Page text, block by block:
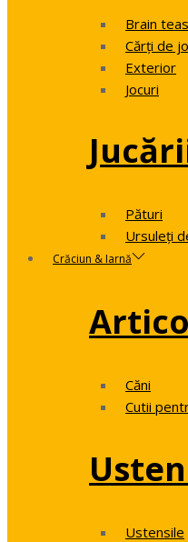
Brain
Cărți de
Exterior
Jocuri
Pături
Ursuleți
Crăciun & Iarnă
Căni
Cutii
Ustensile